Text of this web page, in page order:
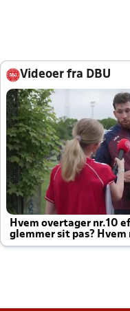
Videoer fra DBU
Hvem overtager nr.10
glemmer sit pas? Hvem
altid til efter kampe?